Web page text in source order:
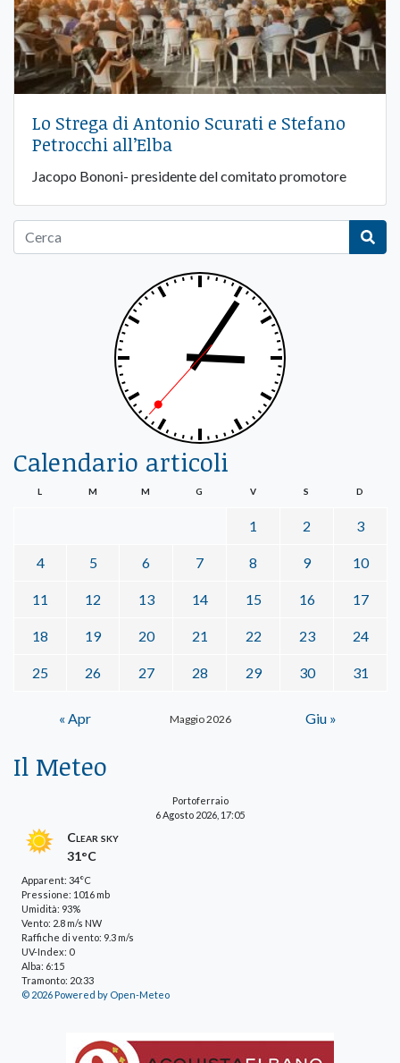
Lo Strega di Antonio Scurati e Stefano
Petrocchi all’Elba
Jacopo Bononi- presidente del comitato promotore
Calendario articoli
Maggio 2026
L M M G V S D
1 2 3
4 5 6 7 8 9 10
11 12 13 14 15 16 17
18 19 20 21 22 23 24
25 26 27 28 29 30 31
« Apr Giu »
Il Meteo
Portoferraio
6 Agosto 2026, 17:05
Clear sky
31°C
Apparent: 34°C
Pressione: 1016 mb
Umidità: 93%
Vento: 2.8 m/s NW
Raffiche di vento: 9.3 m/s
UV-Index: 0
Alba: 6:15
Tramonto: 20:33
© 2026 Powered by Open-Meteo